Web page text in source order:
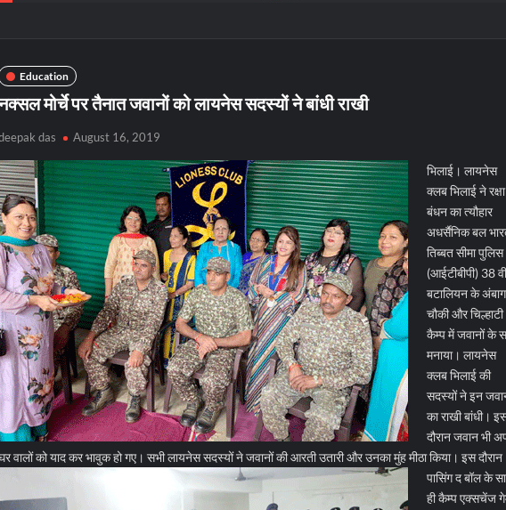
Education
मोर्चे पर तैनात जवानों को लायनेस सदस्यों ने बांधी राखी
das August 16, 2019
भिलाई। लायनेस
क्लब भिलाई ने रक्षा
बंधन का त्यौहार
अधर्सैनिक बल
तिब्बत सीमा पुलिस
(आईटीबीपी) 38 वीं
बटालियन के
चौकी और चिल्हाटी
कैम्प में जवानों के
मनाया। लायनेस
क्लब भिलाई की
सदस्यों ने इन
का राखी बांधी।
दौरान जवान भी
वालों को याद कर भावुक हो गए। सभी लायनेस सदस्यों ने जवानों की आरती उतारी और उनका मुंह मीठा किया। इस दौरान
पासिंग द बॉल के
ही कैम्प एक्सचेंज